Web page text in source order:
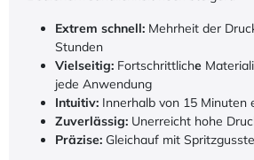
Extrem schnell: Mehrheit der
Stunden
Vielseitig: Fortschrittliche
jede Anwendung
Intuitiv: Innerhalb von 15 Minuten
Zuverlässig: Unerreicht hohe
Präzise: Gleichauf mit